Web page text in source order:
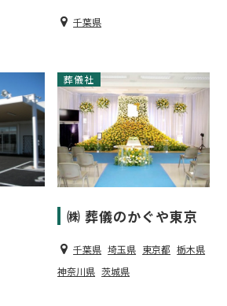
千葉県
葬儀社
㈱ 葬儀のかぐや東京
千葉県 埼玉県 東京都 栃木県
神奈川県 茨城県